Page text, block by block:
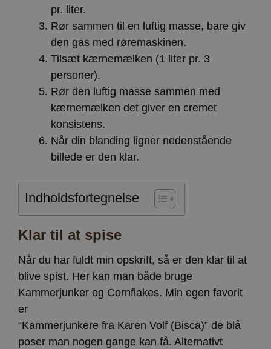
pr. liter.
Rør sammen til en luftig masse, bare giv
den gas med røremaskinen.
Tilsæt kærnemælken (1 liter pr. 3
personer).
Rør den luftig masse sammen med
kærnemælken det giver en cremet
konsistens.
Når din blanding ligner nedenstående
billede er den klar.
Indholdsfortegnelse
Klar til at spise
Når du har fuldt min opskrift, så er den klar til at
blive spist. Her kan man både bruge
Kammerjunker og Cornflakes. Min egen favorit
er
“Kammerjunkere fra Karen Volf (Bisca)” de blå
poser man nogen gange kan få. Alternativt